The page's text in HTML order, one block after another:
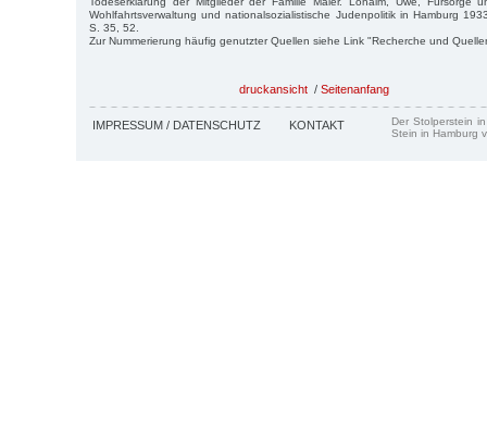
Wohlfahrtsverwaltung und nationalsozialistische Judenpolitik in Hamburg
S. 35, 52.
Zur Nummerierung häufig genutzter Quellen siehe Link "Recherche und
druckansicht / Seitenanfang
IMPRESSUM / DATENSCHUTZ KONTAKT
Der Stolperstein
Stein in Hamburg